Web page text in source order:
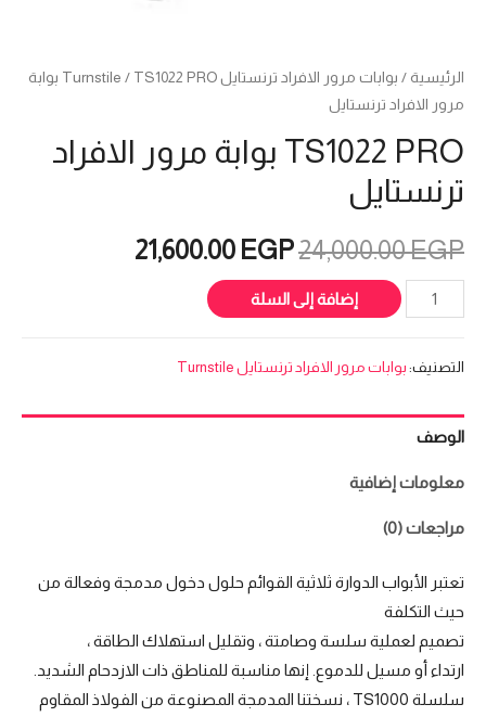
الرئيسية / بوابات مرور الافراد ترنستايل Turnstile
/ TS1022 PRO بوابة
مرور الافراد ترنستايل
TS1022 PRO بوابة مرور الافراد
ترنستايل
24,000.00EGP
السعر
الأصلي
21,600.00 EGP
كمية
TS1022
مرور
الافراد
إضافة إلى السلة
التصنيف: بوابات مرور الافراد ترنستايل Turnstile
الوصف
معلومات إضافية
مراجعات (0)
تعتبر الأبواب الدوارة ثلاثية القوائم حلول دخول مدمجة وفعالة من
حيث التكلفة
تصميم لعملية سلسة وصامتة ، وتقليل استهلاك الطاقة ،
ارتداء أو مسيل للدموع. إنها مناسبة للمناطق ذات الازدحام الشديد.
سلسلة TS1000 ، نسختنا المدمجة المصنوعة من الفولاذ المقاوم